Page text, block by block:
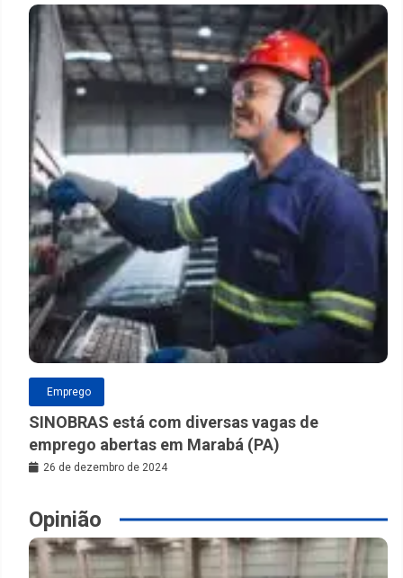
Emprego
SINOBRAS está com diversas vagas de
emprego abertas em Marabá (PA)
26 de dezembro de 2024
Opinião